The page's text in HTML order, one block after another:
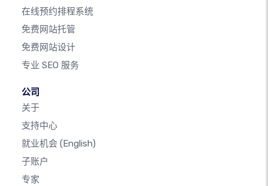
在线预约排程系统
免费网站托管
免费网站设计
专业 SEO 服务
公司
关于
支持中心
就业机会 (English)
子账户
专家